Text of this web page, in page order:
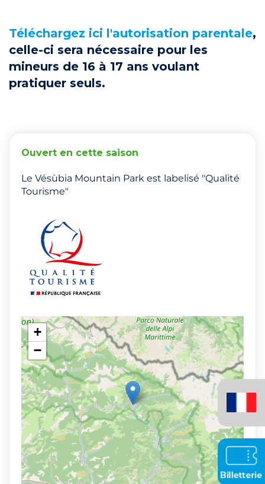
Téléchargez ici l'autorisation parentale,
celle-ci sera nécessaire pour les
mineurs de 16 à 17 ans voulant
pratiquer seuls.
Ouvert en cette saison
Le Vésùbia Mountain Park est labelisé "Qualité
Tourisme"
+
−